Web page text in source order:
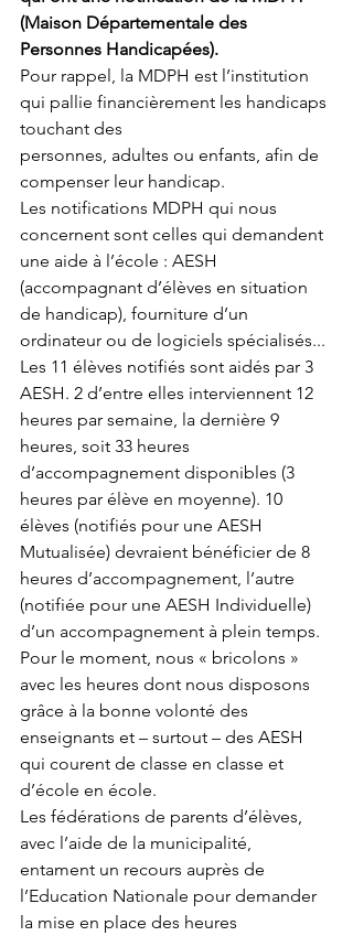
(Maison Départementale des
Personnes Handicapées).
Pour rappel, la MDPH est l’institution
qui pallie financièrement les handicaps
touchant des
personnes, adultes ou enfants, afin de
compenser leur handicap.
Les notifications MDPH qui nous
concernent sont celles qui demandent
une aide à l’école : AESH
(accompagnant d’élèves en situation
de handicap), fourniture d’un
ordinateur ou de logiciels spécialisés...
Les 11 élèves notifiés sont aidés par 3
AESH. 2 d’entre elles interviennent 12
heures par semaine, la dernière 9
heures, soit 33 heures
d’accompagnement disponibles (3
heures par élève en moyenne). 10
élèves (notifiés pour une AESH
Mutualisée) devraient bénéficier de 8
heures d’accompagnement, l’autre
(notifiée pour une AESH Individuelle)
d’un accompagnement à plein temps.
Pour le moment, nous « bricolons »
avec les heures dont nous disposons
grâce à la bonne volonté des
enseignants et – surtout – des AESH
qui courent de classe en classe et
d’école en école.
Les fédérations de parents d’élèves,
avec l’aide de la municipalité,
entament un recours auprès de
l’Education Nationale pour demander
la mise en place des heures